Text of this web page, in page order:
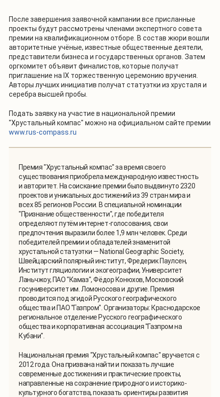
После завершения заявочной кампании все присланные
проекты будут рассмотрены членами экспертного совета
премии на квалификационном отборе. В состав жюри вошли
авторитетные учёные, известные общественные деятели,
представители бизнеса и государственных органов. Затем
оргкомитет объявит финалистов, которые получат
приглашение на IX торжественную церемонию вручения.
Авторы лучших инициатив получат статуэтки из хрусталя и
серебра высшей пробы.
Подать заявку на участие в национальной премии
"Хрустальный компас" можно на официальном сайте премии
www.rus-compass.ru
Премия "Хрустальный компас" за время своего
существования приобрела международную известность
и авторитет. На соискание премии было выдвинуто 2320
проектов и уникальных достижений из 39 стран мира и
всех 85 регионов России. В специальной номинации
"Признание общественности", где победителя
определяют путём интернет-голосования, свои
предпочтения выразили более 1,9 млн человек. Среди
победителей премии и обладателей знаменитой
хрустальной статуэтки — National Geographic Society,
Швейцарский полярный институт, Фредерик Паулсен,
Институт гляциологии и экогеографии, Университет
Ланьчжоу, ПАО "Камаз", Фёдор Конюхов, Московский
госуниверситет им. Ломоносова и другие. Премия
проводится под эгидой Русского географического
общества и ПАО "Газпром". Организаторы: Краснодарское
региональное отделение Русского географического
общества и корпоративная ассоциация "Газпром на
Кубани".
Национальная премия "Хрустальный компас" вручается с
2012 года. Она призвана найти и показать лучшие
современные достижения и практические проекты,
направленные на сохранение природного и историко-
культурного богатства, показать ориентиры развития